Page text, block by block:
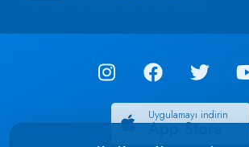
Uygulamayı indirin
App Store